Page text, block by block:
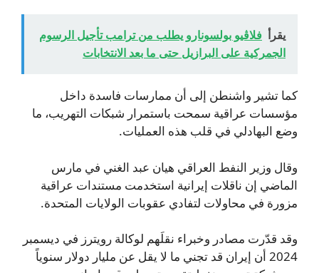
يقرأ فلاڤيو بولسونارو يطلب من ترامب تأجيل الرسوم
الجمركية على البرازيل حتى ما بعد الانتخابات
كما تشير واشنطن إلى أن ممارسات فاسدة داخل
مؤسسات عراقية سمحت باستمرار شبكات التهريب، ما
وضع البهادلي في قلب هذه العمليات.
وقال وزير النفط العراقي هيان عبد الغني في مارس
الماضي إن ناقلات إيرانية استخدمت مستندات عراقية
مزورة في محاولات لتفادي عقوبات الولايات المتحدة.
وقد قدّرت مصادر وخبراء نقلَهم لوكالة رويترز في ديسمبر
2024 أن إيران قد تجني ما لا يقل عن مليار دولار سنوياً